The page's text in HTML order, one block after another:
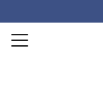
to
content